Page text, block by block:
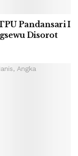
Pandansari I
Disorot